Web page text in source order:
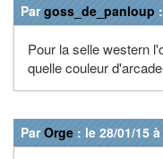
Pargoss_de_panloup
Pour la selle western
quelle couleur
ParOrge : le 28/01/15